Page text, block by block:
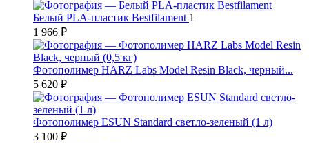
Белый PLA-пластик Bestfilament 1
1 966 ₽
Фотополимер HARZ Labs Model Resin Black, черный...
5 620 ₽
Фотополимер ESUN Standard светло-зеленый (1 л)
3 100 ₽